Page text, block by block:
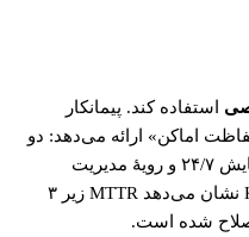
استفاده کند. پیمانکار
اماکن» ارائه می‌دهد: دو
پست کنترل تردد، یک گشت سیار، پایش ۲۴/۷ و رویهٔ مدیریت
مراجعین. بعد از یک ماه، گزارش KPI نشان می‌دهد MTTR زیر ۳
شده است.